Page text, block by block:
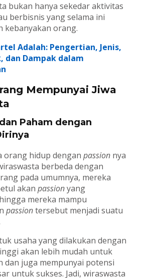
bukan hanya sekedar aktivitas
berbisnis yang selama ini
kebanyakan orang.
Adalah: Pengertian, Jenis,
dan Dampak dalam
Mempunyai Jiwa
Paham dengan
orang hidup dengan passionnya
berbeda dengan
pada umumnya, mereka
akan passionyang
mereka mampu
passiontersebut menjadi suatu
usaha yang dilakukan dengan
akan lebih mudah untuk
dan juga mempunyai potensi
untuk sukses. Jadi, wiraswasta